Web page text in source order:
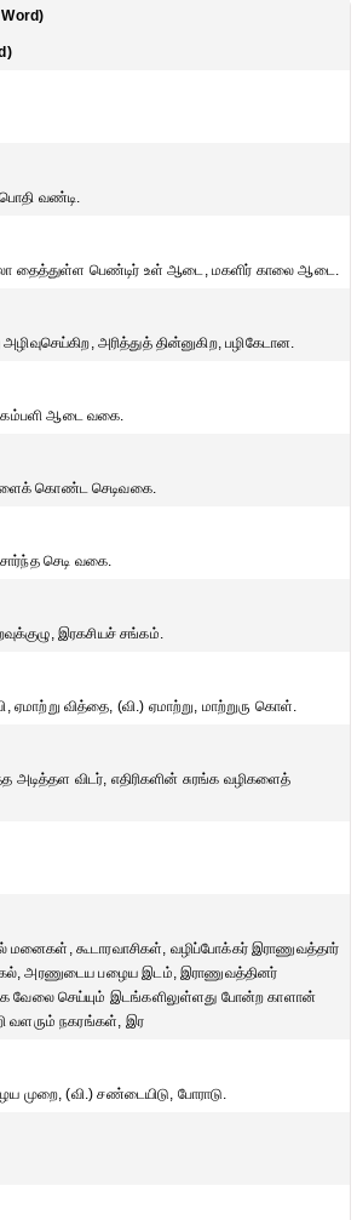
பொதி வண்டி.
தைத்துள்ள பெண்டிர் உள் ஆடை, மகளிர் காலை ஆடை.
அரித்துத் தின்னுகிற, பழிகேடான.
ஆடை வகை.
கொண்ட செடிவகை.
செடி வகை.
இரகசியச் சங்கம்.
ஏமாற்று வித்தை, (வி.) ஏமாற்று, மாற்றுரு கொள்.
அடித்தள விடர், எதிரிகளின் சுரங்க வழிகளைத்
மனைகள், கூடாரவாசிகள், வழிப்போக்கர் இராணுவத்தார்
அரணுடைய பழைய இடம், இராணுவத்தினர்
வேலை செய்யும் இடங்களிலுள்ளது போன்ற காளான்
வளரும் நகரங்கள், இர
முறை, (வி.) சண்டையிடு, போராடு.